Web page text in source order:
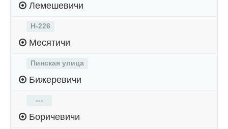
Лемешевичи
Н-226
Месятичи
Пинская улица
Бижеревичи
---
Боричевичи